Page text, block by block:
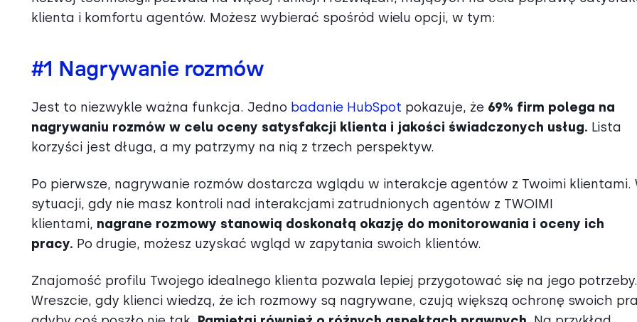
klienta i komfortu agentów. Możesz wybierać spośród wielu opcji, w tym:
#1 Nagrywanie rozmów
Jest to niezwykle ważna funkcja. Jedno badanie HubSpot pokazuje, że 69% firm polega na
nagrywaniu rozmów w celu oceny satysfakcji klienta i jakości świadczonych usług. Lista
korzyści jest długa, a my patrzymy na nią z trzech perspektyw.
Po pierwsze, nagrywanie rozmów dostarcza wglądu w interakcje agentów z Twoimi klientami.
sytuacji, gdy nie masz kontroli nad interakcjami zatrudnionych agentów z TWOIMI
klientami, nagrane rozmowy stanowią doskonałą okazję do monitorowania i oceny ich
pracy. Po drugie, możesz uzyskać wgląd w zapytania swoich klientów.
Znajomość profilu Twojego idealnego klienta pozwala lepiej przygotować się na jego potrzeby.
Wreszcie, gdy klienci wiedzą, że ich rozmowy są nagrywane, czują większą ochronę swoich